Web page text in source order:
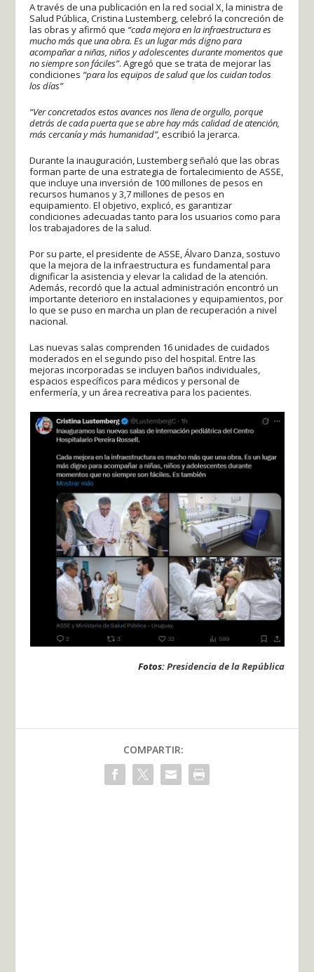
A través de una publicación en la red social X, la ministra de
Salud Pública, Cristina Lustemberg, celebró la concreción de
las obras y afirmó que “cada mejora en la infraestructura es
mucho más que una obra. Es un lugar más digno para
acompañar a niñas, niños y adolescentes durante momentos que
no siempre son fáciles”. Agregó que se trata de mejorar las
condiciones “para los equipos de salud que los cuidan todos
los días”
“Ver concretados estos avances nos llena de orgullo, porque
detrás de cada puerta que se abre hay más calidad de atención,
más cercanía y más humanidad”, escribió la jerarca.
Durante la inauguración, Lustemberg señaló que las obras
forman parte de una estrategia de fortalecimiento de ASSE,
que incluye una inversión de 100 millones de pesos en
recursos humanos y 3,7 millones de pesos en
equipamiento. El objetivo, explicó, es garantizar
condiciones adecuadas tanto para los usuarios como para
los trabajadores de la salud.
Por su parte, el presidente de ASSE, Álvaro Danza, sostuvo
que la mejora de la infraestructura es fundamental para
dignificar la asistencia y elevar la calidad de la atención.
Además, recordó que la actual administración encontró un
importante deterioro en instalaciones y equipamientos, por
lo que se puso en marcha un plan de recuperación a nivel
nacional.
Las nuevas salas comprenden 16 unidades de cuidados
moderados en el segundo piso del hospital. Entre las
mejoras incorporadas se incluyen baños individuales,
espacios específicos para médicos y personal de
enfermería, y un área recreativa para los pacientes.
Fotos:Presidencia de la República
COMPARTIR: